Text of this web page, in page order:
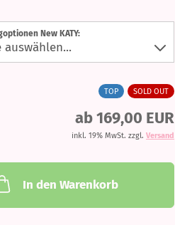
New KATY:
TOP SOLD OUT
ab 169,00 EUR
inkl. 19% MwSt. zzgl. Versand
In den Warenkorb